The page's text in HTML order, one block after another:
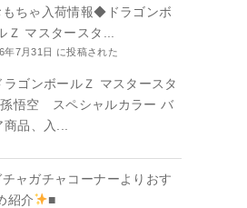
もちゃ入荷情報◆ドラゴンボ
Ｚ マスタースタ...
年7月31日 に投稿された
ゴンボールＺ マスタースタ
悟空 スペシャルカラー バ
品、入...
ャガチャコーナーよりおす
紹介
■